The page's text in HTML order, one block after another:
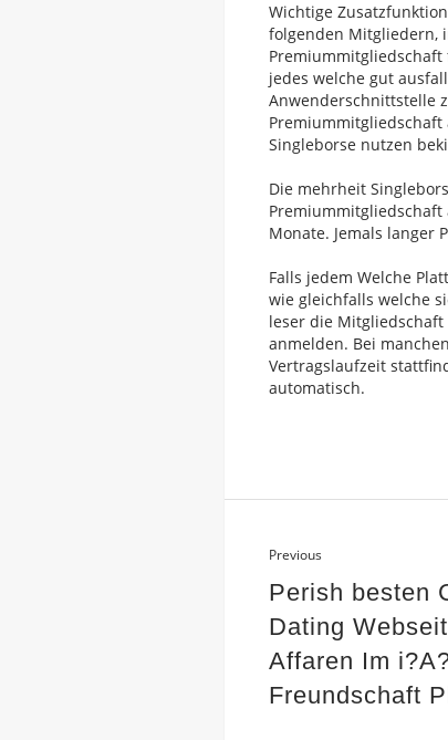
Wichtige
folgenden Mitgliedern,
jedes welche gut
Anwenderschnittstelle
Premiummitgliedschaft
Singleborse nutzen
Die mehrheit
Premiummitgliedschaft
Monate. Jemals langer
Falls jedem Welche
wie gleichfalls welche
leser die Mitgliedschaft
anmelden. Bei
Vertragslaufzeit
automatisch.
Previous
Perish besten
Dating
Affaren Im
Freundschaft